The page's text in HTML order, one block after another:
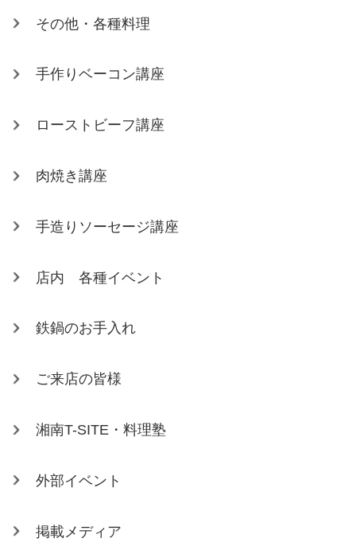
その他・各種料理
手作りベーコン講座
ローストビーフ講座
肉焼き講座
手造りソーセージ講座
店内 各種イベント
鉄鍋のお手入れ
ご来店の皆様
湘南T-SITE・料理塾
外部イベント
掲載メディア